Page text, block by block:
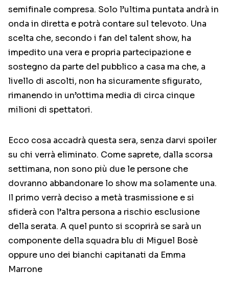
semifinale compresa. Solo l’ultima puntata andrà in
onda in diretta e potrà contare sul televoto. Una
scelta che, secondo i fan del talent show, ha
impedito una vera e propria partecipazione e
sostegno da parte del pubblico a casa ma che, a
livello di ascolti, non ha sicuramente sfigurato,
rimanendo in un’ottima media di circa cinque
milioni di spettatori.
Ecco cosa accadrà questa sera, senza darvi spoiler
su chi verrà eliminato. Come saprete, dalla scorsa
settimana, non sono più due le persone che
dovranno abbandonare lo show ma solamente una.
Il primo verrà deciso a metà trasmissione e si
sfiderà con l’altra persona a rischio esclusione
della serata. A quel punto si scoprirà se sarà un
componente della squadra blu di Miguel Bosè
oppure uno dei bianchi capitanati da Emma
Marrone